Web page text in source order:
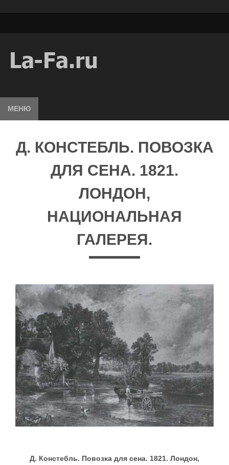
МЕНЮ
Д. КОНСТЕБЛЬ. ПОВОЗКА
ДЛЯ СЕНА. 1821.
ЛОНДОН,
НАЦИОНАЛЬНАЯ
ГАЛЕРЕЯ.
Д. Констебль. Повозка для сена. 1821. Лондон,